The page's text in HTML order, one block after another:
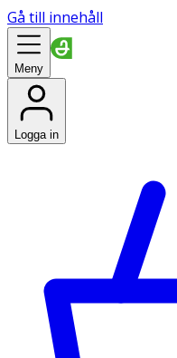
Gå till innehåll
Meny
Logga in